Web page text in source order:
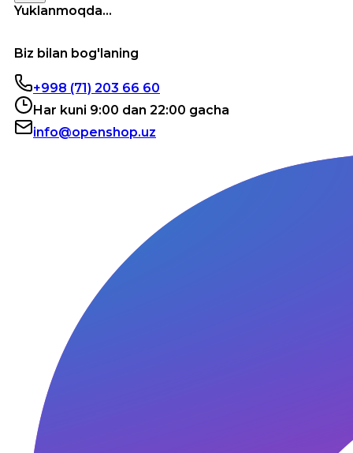
Yuklanmoqda...
Biz bilan bog'laning
+998 (71) 203 66 60
Har kuni 9:00 dan 22:00 gacha
info@openshop.uz